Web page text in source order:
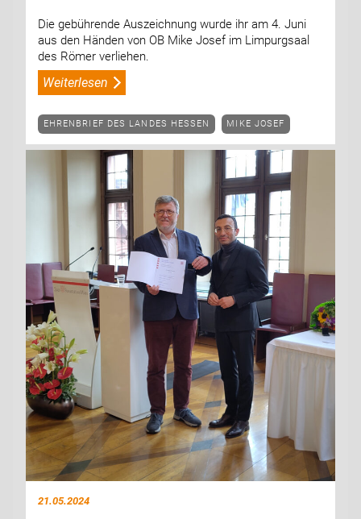
Die gebührende Auszeichnung wurde ihr am 4. Juni
aus den Händen von OB Mike Josef im Limpurgsaal
des Römer verliehen.
Weiterlesen
EHRENBRIEF DES LANDES HESSEN MIKE JOSEF
21.05.2024